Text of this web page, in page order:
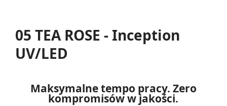
05 TEA ROSE - Inception
UV/LED
Maksymalne tempo pracy. Zero
kompromisów w jakości.